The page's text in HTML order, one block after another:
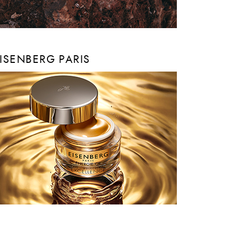
PARIS